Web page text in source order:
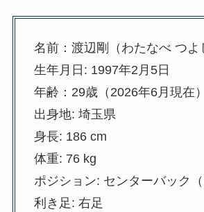
名前：渡辺剛（わたなべ つよ
生年月日: 1997年2月5日
年齢：29歳（2026年6月現在）
出身地: 埼玉県
身長: 186 cm
体重: 76 kg
ポジション: センターバック（
利き足: 右足